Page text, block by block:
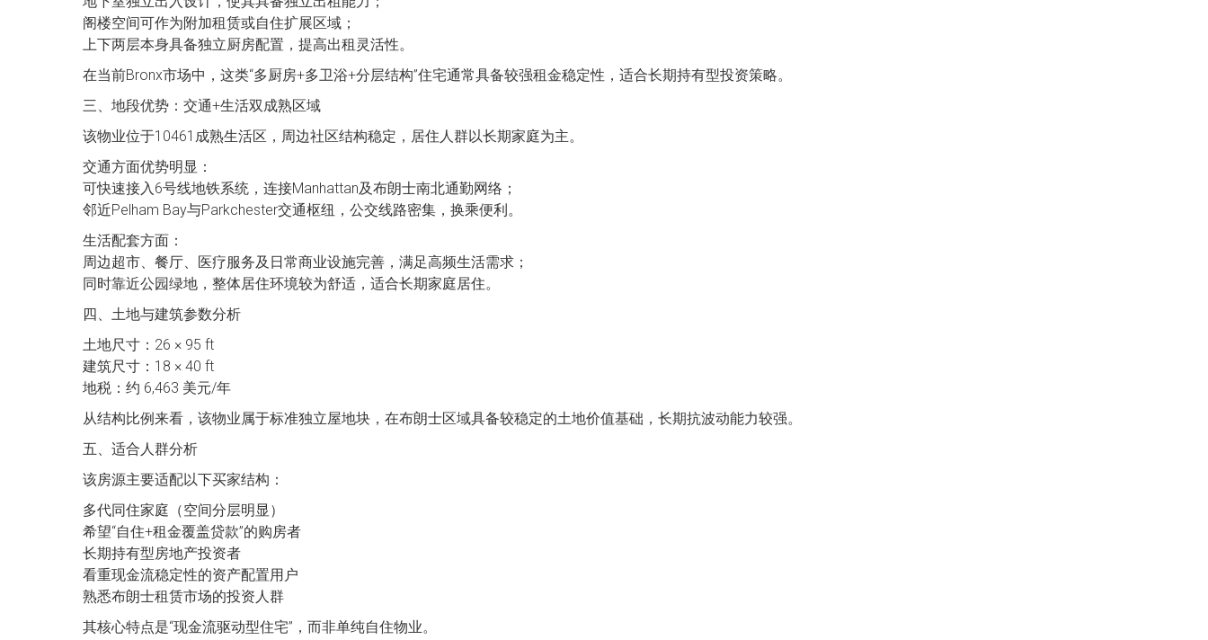
阁楼空间可作为附加租赁或自住扩展区域；
上下两层本身具备独立厨房配置，提高出租灵活性。
在当前Bronx市场中，这类“多厨房+多卫浴+分层结构”住宅通常具备较强租金稳定性，适合长期持有型投资策略。
三、地段优势：交通+生活双成熟区域
该物业位于10461成熟生活区，周边社区结构稳定，居住人群以长期家庭为主。
交通方面优势明显：
可快速接入6号线地铁系统，连接Manhattan及布朗士南北通勤网络；
邻近Pelham Bay与Parkchester交通枢纽，公交线路密集，换乘便利。
生活配套方面：
周边超市、餐厅、医疗服务及日常商业设施完善，满足高频生活需求；
同时靠近公园绿地，整体居住环境较为舒适，适合长期家庭居住。
四、土地与建筑参数分析
土地尺寸：26 × 95 ft
建筑尺寸：18 × 40 ft
地税：约 6,463 美元/年
从结构比例来看，该物业属于标准独立屋地块，在布朗士区域具备较稳定的土地价值基础，长期抗波动能力较强。
五、适合人群分析
该房源主要适配以下买家结构：
多代同住家庭（空间分层明显）
希望“自住+租金覆盖贷款”的购房者
长期持有型房地产投资者
看重现金流稳定性的资产配置用户
熟悉布朗士租赁市场的投资人群
其核心特点是“现金流驱动型住宅”，而非单纯自住物业。